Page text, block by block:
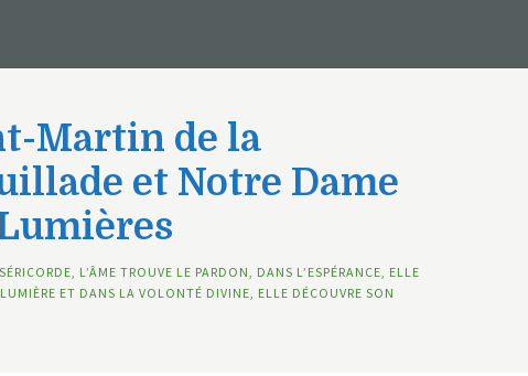
Martin de la
et Notre Dame
L’ÂME TROUVE LE PARDON, DANS L’ESPÉRANCE, ELLE
ET DANS LA VOLONTÉ DIVINE, ELLE DÉCOUVRE SON